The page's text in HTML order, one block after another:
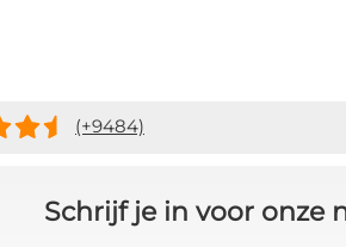
(+9484)
Schrijf je in voor onze